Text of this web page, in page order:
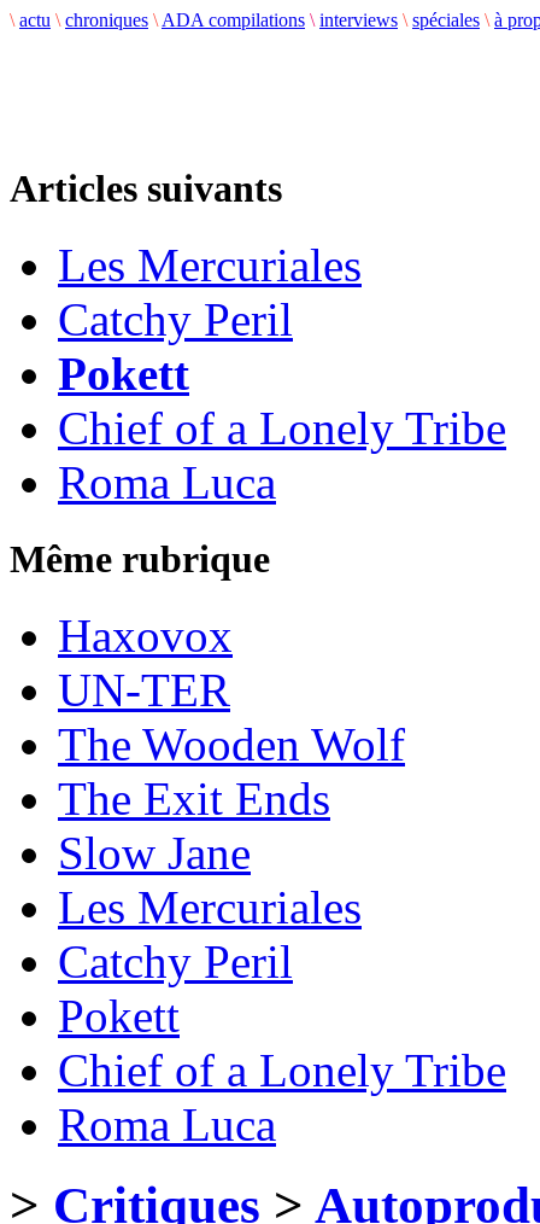
\ actu \ chroniques \ ADA compilations \ interviews \ spéciales \ à
Articles suivants
Les Mercuriales
Catchy Peril
Pokett
Chief of a Lonely Tribe
Roma Luca
Même rubrique
Haxovox
UN-TER
The Wooden Wolf
The Exit Ends
Slow Jane
Les Mercuriales
Catchy Peril
Pokett
Chief of a Lonely Tribe
Roma Luca
> Critiques >